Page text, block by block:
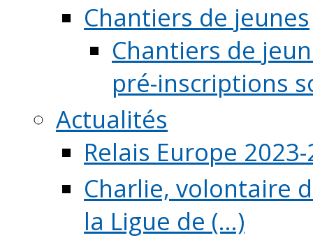
Chantiers de jeunes
Chantiers de
pré-inscriptions
Actualités
Relais Europe
Charlie, volontaire
la Ligue de (...)